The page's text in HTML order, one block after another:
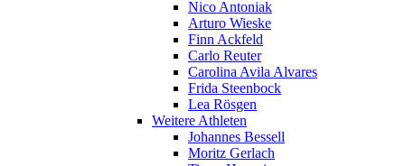
Nico Antoniak
Arturo Wieske
Finn Ackfeld
Carlo Reuter
Carolina Avila Alvares
Frida Steenbock
Lea Rösgen
Weitere Athleten
Johannes Bessell
Moritz Gerlach